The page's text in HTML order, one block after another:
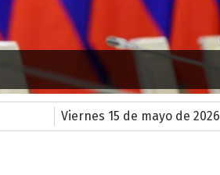
viernes 15 de mayo de 2026